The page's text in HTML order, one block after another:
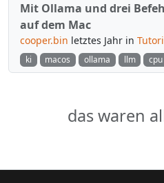
Mit Ollama und drei
auf dem Mac
cooper.bin letztes Jahr in
ki macos ollama llm cpu
das waren